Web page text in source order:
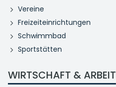
Vereine
Freizeiteinrichtungen
Schwimmbad
Sportstätten
WIRTSCHAFT & ARBEIT